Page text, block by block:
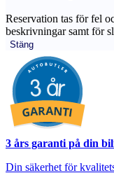
Reservation tas för fel
beskrivningar samt för
Stäng
3 års garanti på din
Din säkerhet för